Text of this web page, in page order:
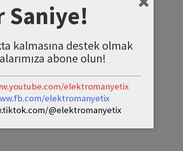
Saniye!
kalmasına destek olmak
abone olun!
elektromanyetix
elektromanyetix
@elektromanyetix